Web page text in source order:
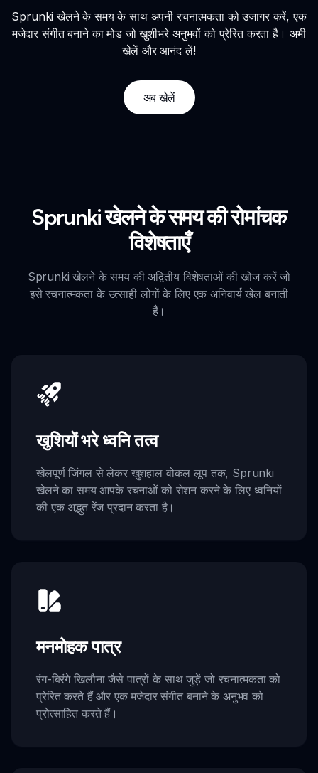
Sprunki खेलने के समय के साथ अपनी रचनात्मकता को उजागर करें, एक
मजेदार संगीत बनाने का मोड जो खुशीभरे अनुभवों को प्रेरित करता है। अभी
खेलें और आनंद लें!
अब खेलें
Sprunki खेलने के समय की रोमांचक
विशेषताएँ
Sprunki खेलने के समय की अद्वितीय विशेषताओं की खोज करें जो
इसे रचनात्मकता के उत्साही लोगों के लिए एक अनिवार्य खेल बनाती
हैं।
खुशियों भरे ध्वनि तत्व
खेलपूर्ण जिंगल से लेकर खुशहाल वोकल लूप तक, Sprunki
खेलने का समय आपके रचनाओं को रोशन करने के लिए ध्वनियों
की एक अद्भुत रेंज प्रदान करता है।
मनमोहक पात्र
रंग-बिरंगे खिलौना जैसे पात्रों के साथ जुड़ें जो रचनात्मकता को
प्रेरित करते हैं और एक मजेदार संगीत बनाने के अनुभव को
प्रोत्साहित करते हैं।